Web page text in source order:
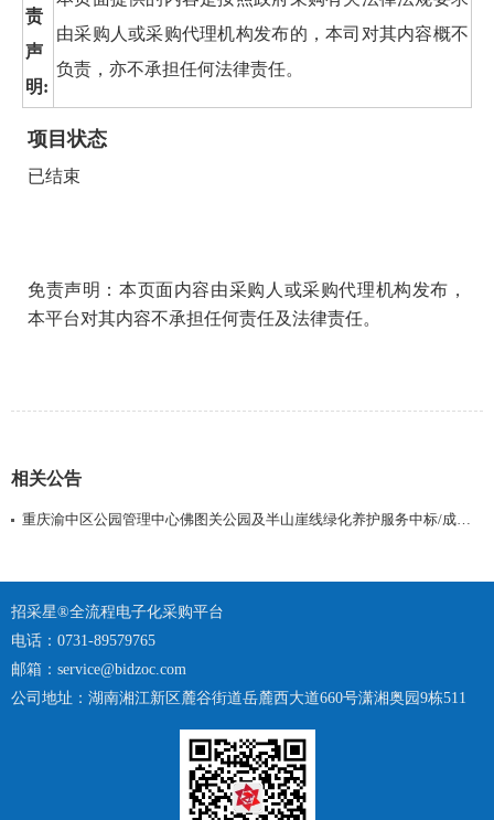
责
声
明:
由采购人或采购代理机构发布的，本司对其内容概不
负责，亦不承担任何法律责任。
项目状态
已结束
免责声明：本页面内容由采购人或采购代理机构发布，
本平台对其内容不承担任何责任及法律责任。
相关公告
重庆渝中区公园管理中心佛图关公园及半山崖线绿化养护服务中标/成交结果公告
招采星®全流程电子化采购平台
电话：0731-89579765
邮箱：service@bidzoc.com
公司地址：湖南湘江新区麓谷街道岳麓西大道660号潇湘奥园9栋511